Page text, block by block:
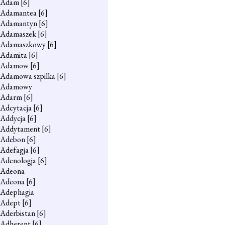
Adam[6]
Adamantea[6]
Adamantyn[6]
Adamaszek[6]
Adamaszkowy[6]
Adamita[6]
Adamow[6]
Adamowa szpilka[6]
Adamowy
Adarm[6]
Adcytacja[6]
Addycja[6]
Addytament[6]
Adebon[6]
Adefagja[6]
Adenologja[6]
Adeona
Adeona[6]
Adephagia
Adept[6]
Aderbistan[6]